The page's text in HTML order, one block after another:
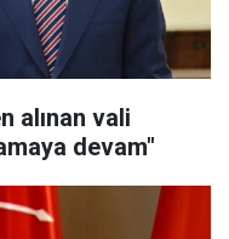
alınan vali
devam"